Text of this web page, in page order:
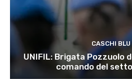
CASCHI BLU
UNIFIL: Brigata Pozzuolo
comando del